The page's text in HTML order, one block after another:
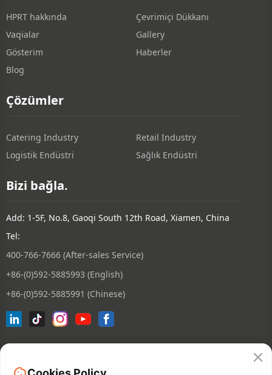
HPRT hakkında
Çevrimiçi Dükkanı
Vaqialar
Gallery
Gösterim
Haberler
Blog
Çözümler
Catering Industry
Retail Industry
Logistik Endüstri
Sağlık Endüstri
Bizi bağla.
Add: 1-5F, No.8, Gaoqi South 12th Road, Xiamen, China
Tel:
400-766-7666 (After-sales Service)
+86-(0)592-5885993 (English)
+86-(0)592-5885991 (Chinese)